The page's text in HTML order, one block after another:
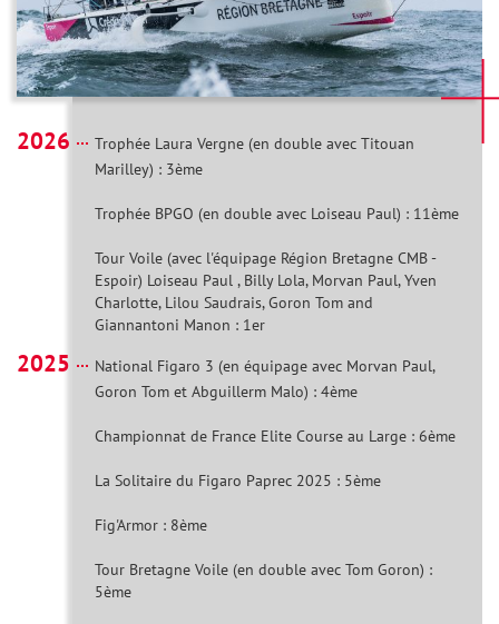
2026
Trophée Laura Vergne (en double avec Titouan
Marilley) : 3ème
Trophée BPGO (en double avec Loiseau Paul) : 11ème
Tour Voile (avec l'équipage Région Bretagne CMB -
Espoir) Loiseau Paul , Billy Lola, Morvan Paul, Yven
Charlotte, Lilou Saudrais, Goron Tom and
Giannantoni Manon : 1er
2025
National Figaro 3 (en équipage avec Morvan Paul,
Goron Tom et Abguillerm Malo) : 4ème
Championnat de France Elite Course au Large : 6ème
La Solitaire du Figaro Paprec 2025 : 5ème
Fig'Armor : 8ème
Tour Bretagne Voile (en double avec Tom Goron) :
5ème